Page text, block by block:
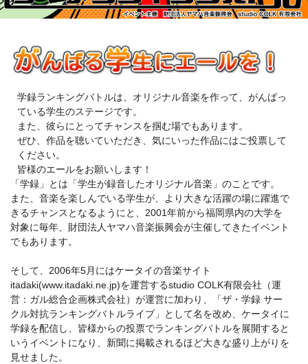
学録ランキングバトルは、オリジナル音楽を作って、がんばっ
ている学生のステージです。
また、彼らにとってチャンスを掴む場でもあります。
ぜひ、作品を聴いていただき、気にいった作品にはご投票して
ください。
皆様のエールをお願いします！
「学録」とは「学生が録音したオリジナル音楽」のことです。
また、音楽を楽しんでいる学生が、より大きな活躍の場に躍進で
きるチャンスとなるようにと、2001年前から福岡県内の大学を
対象に毎年、財団法人ヤマハ音楽振興会が主催してきたイベント
でもあります。
そして、2006年5月にはケータイの音楽サイト
itadaki(www.itadaki.ne.jp)を運営するstudio COLK有限会社（運
営：ガル総合企画株式会社）が運営に加わり、「ザ・学録 サー
クル対抗ランキングバトルライブ」として名を改め、ケータイに
学録を配信し、皆様からの投票でランキングバトルを展開すると
いうイベントになり、新聞に掲載されるほど大きな盛り上がりを
見せました。